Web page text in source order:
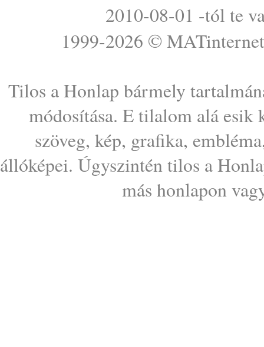
2010-08-01 -tól te
1999-2026 © MATinternet
Tilos a Honlap bármely
módosítása. E tilalom alá esik
szöveg, kép, grafika,
állóképei. Úgyszintén tilos a
más honlapon